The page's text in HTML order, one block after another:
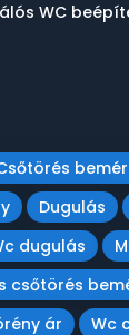
WC
Dugulás
dugulás
csőtörés
ár Wc